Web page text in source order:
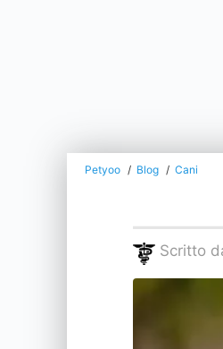
Petyoo Blog Cani
Scritto